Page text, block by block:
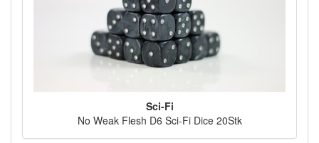
Sci-Fi
No Weak Flesh D6 Sci-Fi Dice 20Stk